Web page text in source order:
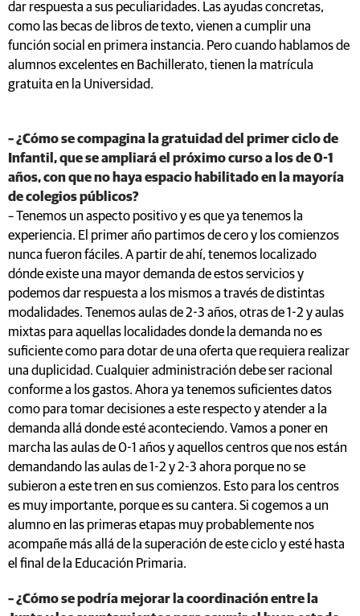
dar respuesta a sus peculiaridades. Las ayudas concretas,
como las becas de libros de texto, vienen a cumplir una
función social en primera instancia. Pero cuando hablamos de
alumnos excelentes en Bachillerato, tienen la matrícula
gratuita en la Universidad.
– ¿Cómo se compagina la gratuidad del primer ciclo de
Infantil, que se ampliará el próximo curso a los de 0-1
años, con que no haya espacio habilitado en la mayoría
de colegios públicos?
– Tenemos un aspecto positivo y es que ya tenemos la
experiencia. El primer año partimos de cero y los comienzos
nunca fueron fáciles. A partir de ahí, tenemos localizado
dónde existe una mayor demanda de estos servicios y
podemos dar respuesta a los mismos a través de distintas
modalidades. Tenemos aulas de 2-3 años, otras de 1-2 y aulas
mixtas para aquellas localidades donde la demanda no es
suficiente como para dotar de una oferta que requiera realizar
una duplicidad. Cualquier administración debe ser racional
conforme a los gastos. Ahora ya tenemos suficientes datos
como para tomar decisiones a este respecto y atender a la
demanda allá donde esté aconteciendo. Vamos a poner en
marcha las aulas de 0-1 años y aquellos centros que nos están
demandando las aulas de 1-2 y 2-3 ahora porque no se
subieron a este tren en sus comienzos. Esto para los centros
es muy importante, porque es su cantera. Si cogemos a un
alumno en las primeras etapas muy probablemente nos
acompañe más allá de la superación de este ciclo y esté hasta
el final de la Educación Primaria.
– ¿Cómo se podría mejorar la coordinación entre la